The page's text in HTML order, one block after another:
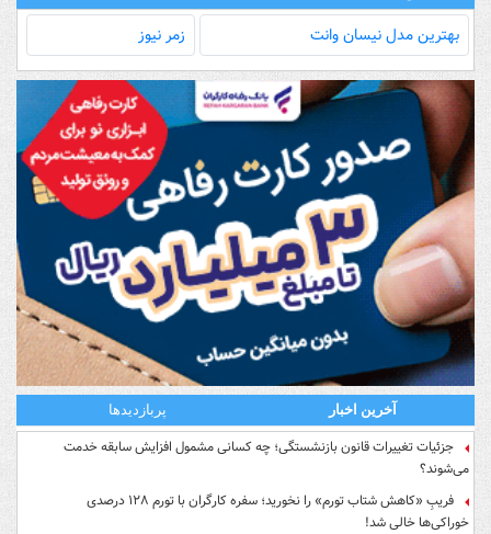
بهترین مدل‌ نیسان وانت زمر نیوز
آخرین اخبار پربازدیدها
جزئیات تغییرات قانون بازنشستگی؛ چه کسانی مشمول افزایش سابقه خدمت
می‌شوند؟
فریبِ «کاهش شتاب تورم» را نخورید؛ سفره کارگران با تورم ۱۲۸ درصدی
خوراکی‌ها خالی شد!